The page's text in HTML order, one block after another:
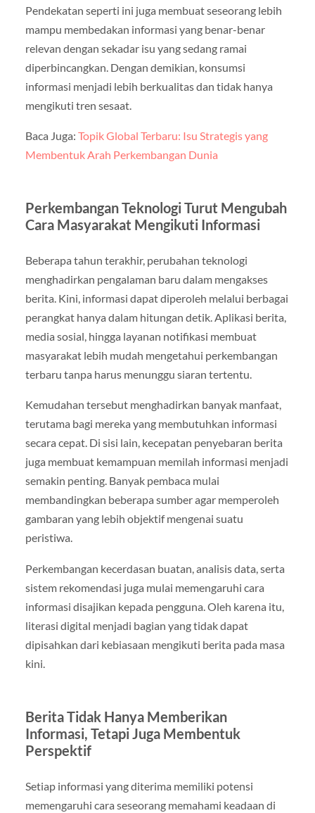
Pendekatan seperti ini juga membuat seseorang lebih
mampu membedakan informasi yang benar-benar
relevan dengan sekadar isu yang sedang ramai
diperbincangkan. Dengan demikian, konsumsi
informasi menjadi lebih berkualitas dan tidak hanya
mengikuti tren sesaat.
Baca Juga: Topik Global Terbaru: Isu Strategis yang
Membentuk Arah Perkembangan Dunia
Perkembangan Teknologi Turut Mengubah
Cara Masyarakat Mengikuti Informasi
Beberapa tahun terakhir, perubahan teknologi
menghadirkan pengalaman baru dalam mengakses
berita. Kini, informasi dapat diperoleh melalui berbagai
perangkat hanya dalam hitungan detik. Aplikasi berita,
media sosial, hingga layanan notifikasi membuat
masyarakat lebih mudah mengetahui perkembangan
terbaru tanpa harus menunggu siaran tertentu.
Kemudahan tersebut menghadirkan banyak manfaat,
terutama bagi mereka yang membutuhkan informasi
secara cepat. Di sisi lain, kecepatan penyebaran berita
juga membuat kemampuan memilah informasi menjadi
semakin penting. Banyak pembaca mulai
membandingkan beberapa sumber agar memperoleh
gambaran yang lebih objektif mengenai suatu
peristiwa.
Perkembangan kecerdasan buatan, analisis data, serta
sistem rekomendasi juga mulai memengaruhi cara
informasi disajikan kepada pengguna. Oleh karena itu,
literasi digital menjadi bagian yang tidak dapat
dipisahkan dari kebiasaan mengikuti berita pada masa
kini.
Berita Tidak Hanya Memberikan
Informasi, Tetapi Juga Membentuk
Perspektif
Setiap informasi yang diterima memiliki potensi
memengaruhi cara seseorang memahami keadaan di